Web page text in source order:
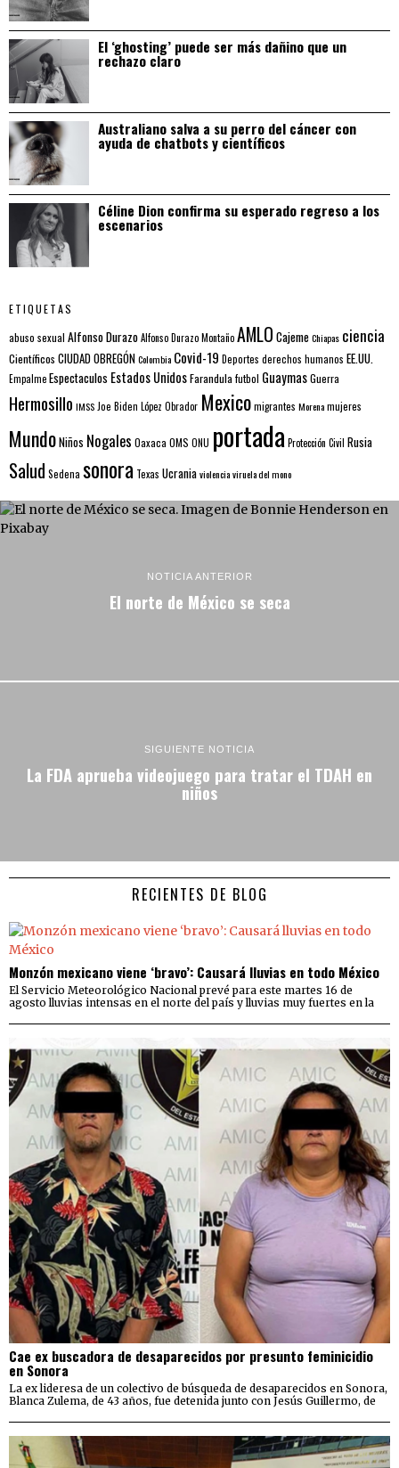
El ‘ghosting’ puede ser más dañino que un
rechazo claro
Australiano salva a su perro del cáncer con
ayuda de chatbots y científicos
Céline Dion confirma su esperado regreso a los
escenarios
ETIQUETAS
abuso sexual Alfonso DurazoAlfonso Durazo MontañoAMLO CajemeChiapas ciencia
Científicos CIUDAD OBREGÓNColombia Covid-19 Deportes derechos humanos EE.UU.
EmpalmeEspectaculos Estados UnidosFarandulafutbol GuaymasGuerra
Hermosillo IMSS Joe Biden López Obrador Mexicomigrantes Morenamujeres
MundoNiños Nogales Oaxaca OMS ONU portada Protección Civil Rusia
Salud Sedena sonora Texas Ucraniaviolenciaviruela del mono
NOTICIA ANTERIOR
El norte de México se seca
SIGUIENTE NOTICIA
La FDA aprueba videojuego para tratar el TDAH en
niños
RECIENTES DE BLOG
Monzón mexicano viene ‘bravo’: Causará lluvias en todo México
El Servicio Meteorológico Nacional prevé para este martes 16 de
agosto lluvias intensas en el norte del país y lluvias muy fuertes en la
Cae ex buscadora de desaparecidos por presunto feminicidio
en Sonora
La ex lideresa de un colectivo de búsqueda de desaparecidos en Sonora,
Blanca Zulema, de 43 años, fue detenida junto con Jesús Guillermo, de